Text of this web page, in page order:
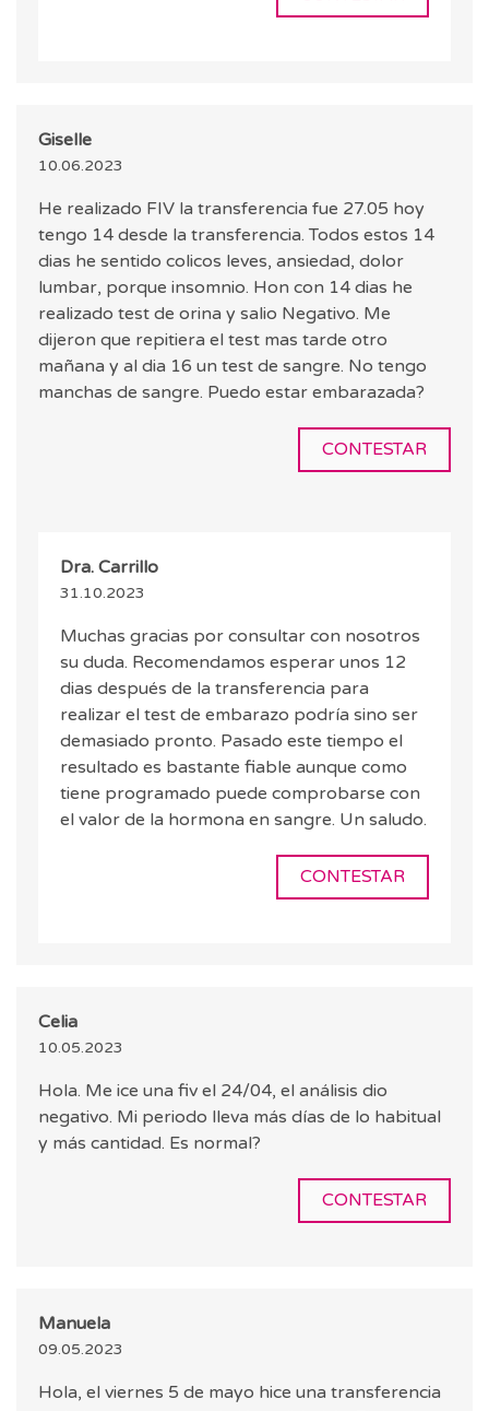
Giselle
10.06.2023
He realizado FIV la transferencia fue 27.05 hoy
tengo 14 desde la transferencia. Todos estos 14
dias he sentido colicos leves, ansiedad, dolor
lumbar, porque insomnio. Hon con 14 dias he
realizado test de orina y salio Negativo. Me
dijeron que repitiera el test mas tarde otro
mañana y al dia 16 un test de sangre. No tengo
manchas de sangre. Puedo estar embarazada?
CONTESTAR
Dra. Carrillo
31.10.2023
Muchas gracias por consultar con nosotros
su duda. Recomendamos esperar unos 12
dias después de la transferencia para
realizar el test de embarazo podría sino ser
demasiado pronto. Pasado este tiempo el
resultado es bastante fiable aunque como
tiene programado puede comprobarse con
el valor de la hormona en sangre. Un saludo.
CONTESTAR
Celia
10.05.2023
Hola. Me ice una fiv el 24/04, el análisis dio
negativo. Mi periodo lleva más días de lo habitual
y más cantidad. Es normal?
CONTESTAR
Manuela
09.05.2023
Hola, el viernes 5 de mayo hice una transferencia